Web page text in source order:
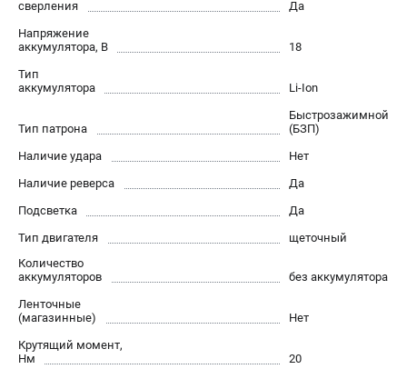
ИНФОРМАЦИЯ
О компании
Новости
Правила обмена и возврата товара
Пользовательское соглашение
ТЕЛЕФОН (САНКТ-ПЕТЕРБУРГ)
Режим работы колл-центра:
пн-пт - с 9:00 до 18:00
сверления
Да
Напряжение
аккумулятора, В
18
Тип
аккумулятора
Li-Ion
Тип патрона
Быстрозажимной
(БЗП)
Наличие удара
Нет
Наличие реверса
Да
Подсветка
Да
Тип двигателя
щеточный
Количество
аккумуляторов
без аккумулятора
Ленточные
(магазинные)
Нет
Крутящий момент,
Нм
20